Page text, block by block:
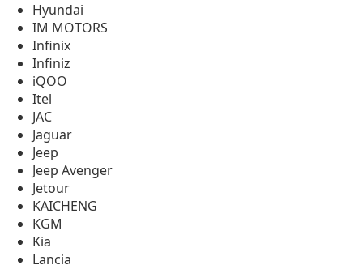
Hyundai
IM MOTORS
Infinix
Infiniz
iQOO
Itel
JAC
Jaguar
Jeep
Jeep Avenger
Jetour
KAICHENG
KGM
Kia
Lancia